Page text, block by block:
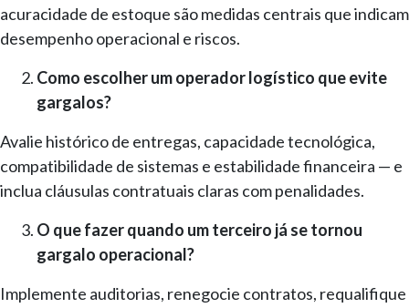
acuracidade de estoque são medidas centrais que indicam
desempenho operacional e riscos.
Como escolher um operador logístico que evite
gargalos?
Avalie histórico de entregas, capacidade tecnológica,
compatibilidade de sistemas e estabilidade financeira — e
inclua cláusulas contratuais claras com penalidades.
O que fazer quando um terceiro já se tornou
gargalo operacional?
Implemente auditorias, renegocie contratos, requalifique